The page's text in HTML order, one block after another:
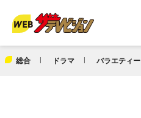
総合 ドラマ バラエティー